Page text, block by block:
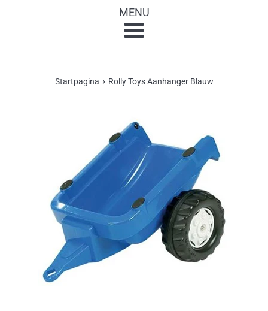
MENU
Startpagina › Rolly Toys Aanhanger Blauw